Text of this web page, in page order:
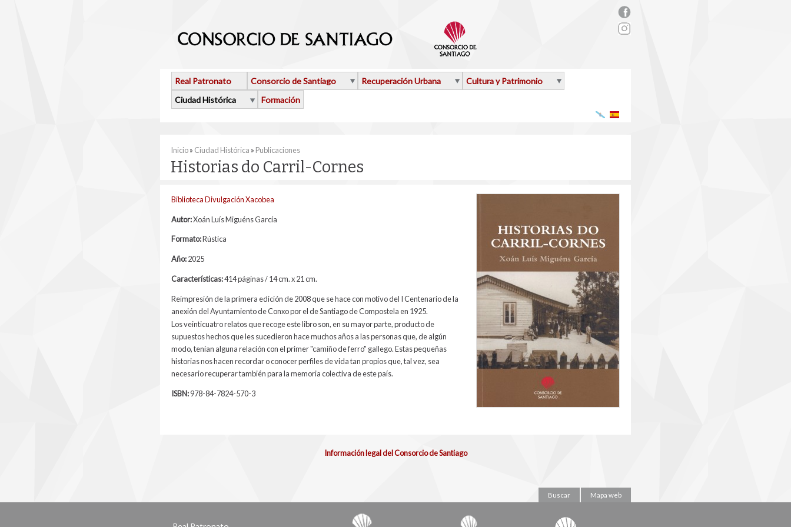
rs_facebook.png
Real Patronato Consorcio de Santiago Recuperación Urbana
Cultura y Patrimonio
Ciudad Histórica
Formación
Se encuentra usted aquí
Inicio» Ciudad Histórica » Publicaciones
Historias do Carril-Cornes
Biblioteca Divulgación Xacobea
Autor:Xoán Luís Miguéns García
Formato:Rústica
Año:2025
Características:414 páginas / 14 cm. x 21 cm.
Reimpresión de la primera edición de 2008 que se hace con motivo del I Centenario de la
anexión del Ayuntamiento de Conxo por el de Santiago de Compostela en 1925.
Los veinticuatro relatos que recoge este libro son, en su mayor parte, producto de
supuestos hechos que les sucedieron hace muchos años a las personas que, de algún
modo, tenían alguna relación con el primer "camiño de ferro" gallego. Estas pequeñas
historias nos hacen recordar o conocer perfiles de vida tan propios que, tal vez, sea
necesario recuperar también para la memoria colectiva de este país.
ISBN:978-84-7824-570-3
Información legal del Consorcio de Santiago
Buscar Mapa web